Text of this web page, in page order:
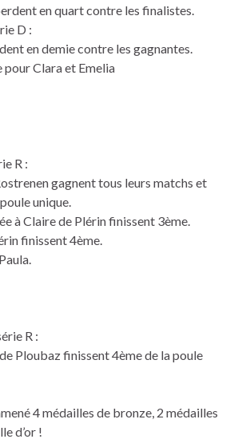
en quart contre les finalistes.
D :
en demie contre les gagnantes.
Clara et Emelia
R :
gagnent tous leurs matchs et
unique.
à Claire de Plérin finissent 3ème.
finissent 4ème.
R :
Ploubaz finissent 4ème de la poule
4 médailles de bronze, 2 médailles
d’or !